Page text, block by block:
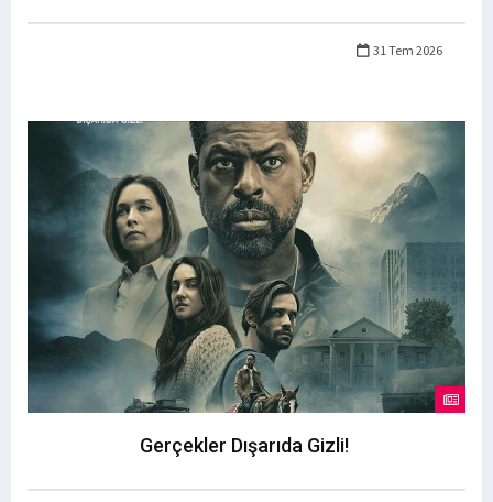
31 Tem 2026
Gerçekler Dışarıda Gizli!